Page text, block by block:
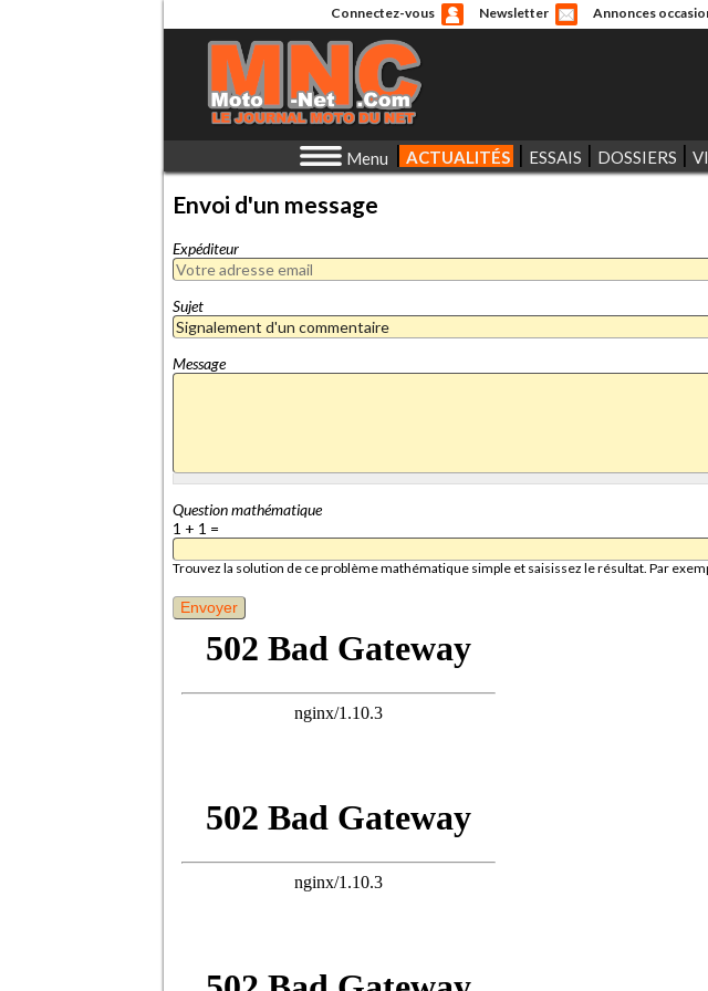
Connectez-vous Newsletter Annonces
Menu ACTUALITÉS ESSAIS DOSSIERS
Envoi d'un message
Expéditeur
Sujet
Message
Question mathématique
1 + 1 =
Trouvez la solution de ce problème mathématique simple et saisissez le résultat. Par